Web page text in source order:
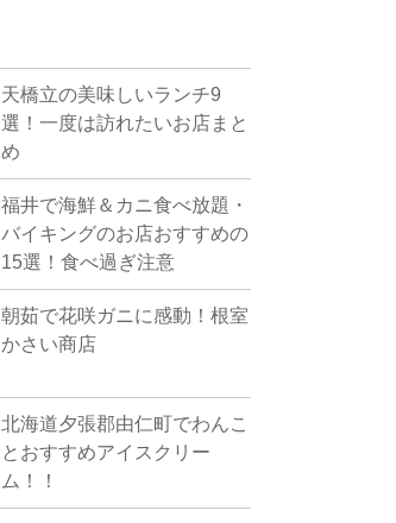
天橋立の美味しいランチ9
選！一度は訪れたいお店まと
め
福井で海鮮＆カニ食べ放題・
バイキングのお店おすすめの
15選！食べ過ぎ注意
朝茹で花咲ガニに感動！根室
かさい商店
北海道夕張郡由仁町でわんこ
とおすすめアイスクリー
ム！！